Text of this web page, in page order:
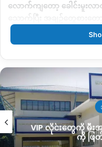
လောက်ကျတော့ ခေါင်းမူးလာ
သွားတယ်။ အသက်ကြီးတွေနဲ့
ဆိုးနေပြီ အထက်လှန်အော
ဆုတောင်းပွဲတက်ရောက်ခဲ့သေ
သက်ကြီးရွယ်အိုများနှင့် ကလ
အများဆုံး ကြုံတွေ့ခဲ့ရပြီး ဝမ်
ခြင်းတို့ ဖြစ်ပွားခဲ့သည်ဟု သိ
”သက်ကြီးရွယ်အိုနဲ့ကလေးတွ
VIP လိုင်းတွေကို မီး
ကို ဖြ